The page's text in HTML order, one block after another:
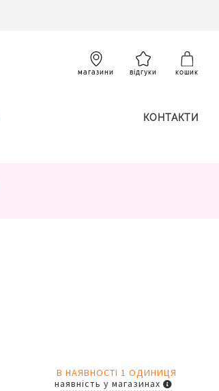
магазини відгуки кошик
КОНТАКТИ
В НАЯВНОСТІ 1 ОДИНИЦЯ
наявність у магазинах